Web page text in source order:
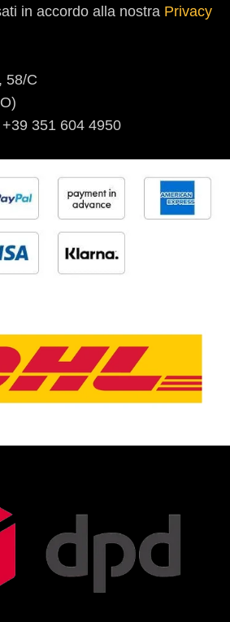
in accordo alla nostra Privacy
58/C
351 604 4950